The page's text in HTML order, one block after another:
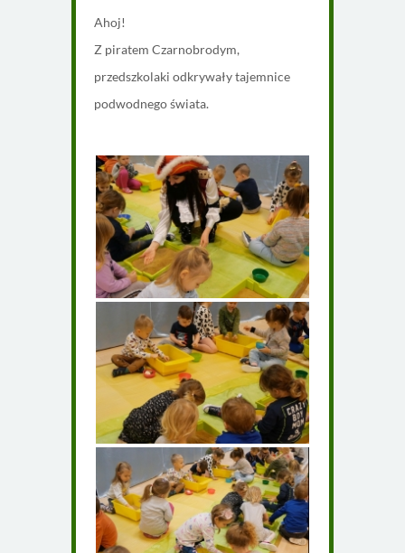
Ahoj!
Z piratem Czarnobrodym,
przedszkolaki odkrywały tajemnice
podwodnego świata.